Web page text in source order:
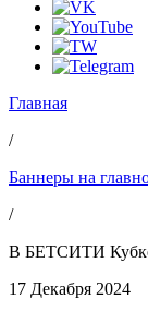
Главная
/
Баннеры на
/
В БЕТСИТИ Кубке
17 Декабря 2024